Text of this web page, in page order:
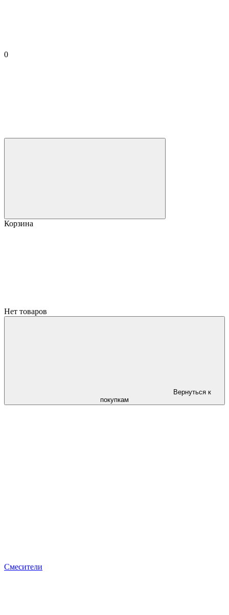
0
Корзина
Нет товаров
Вернуться к
покупкам
Смесители